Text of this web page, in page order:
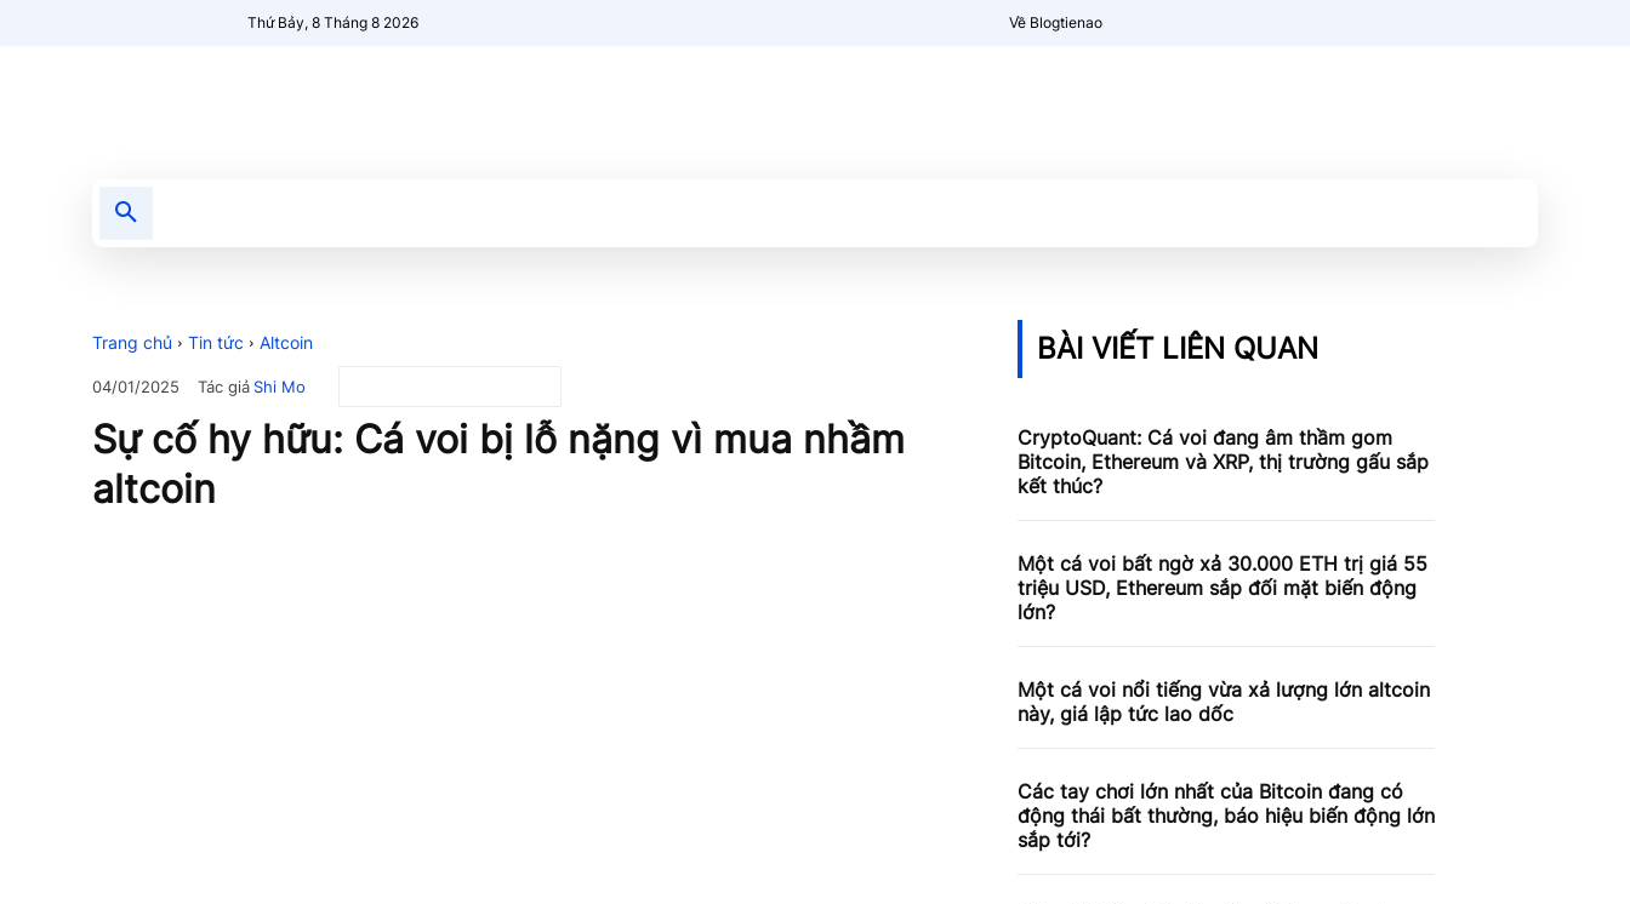
Thứ Bảy, 8 Tháng 8 2026 Về Blogtienao
Trang chủ Tin tức Altcoin
04/01/2025 Tác giảShi Mo
Sự cố hy hữu: Cá voi bị lỗ nặng vì mua nhầm
altcoin
BÀI VIẾT LIÊN QUAN
CryptoQuant: Cá voi đang âm thầm gom
Bitcoin, Ethereum và XRP, thị trường gấu sắp
kết thúc?
Một cá voi bất ngờ xả 30.000 ETH trị giá 55
triệu USD, Ethereum sắp đối mặt biến động
lớn?
Một cá voi nổi tiếng vừa xả lượng lớn altcoin
này, giá lập tức lao dốc
Các tay chơi lớn nhất của Bitcoin đang có
động thái bất thường, báo hiệu biến động lớn
sắp tới?